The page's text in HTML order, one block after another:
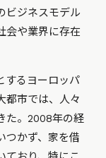
ビジネスモデル
会や業界に存在
するヨーロッパ
都市では、人々
た。2008年の経
つかず、家を借